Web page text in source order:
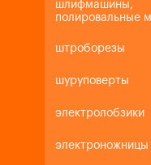
шлифмашины,
полировальные
штроборезы
шуруповерты
электролобзики
электроножницы